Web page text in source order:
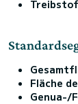
Fläche
Genua-/